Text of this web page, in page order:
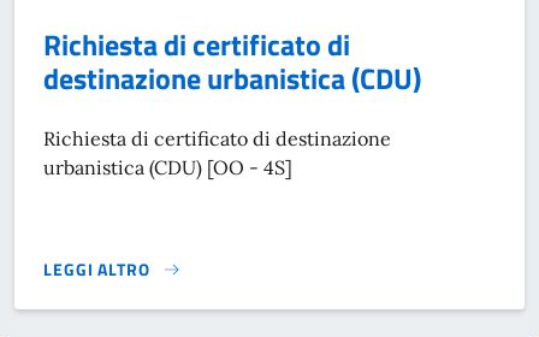
Richiesta di certificato di
destinazione urbanistica (CDU)
Richiesta di certificato di destinazione
urbanistica (CDU) [OO - 4S]
LEGGI ALTRO
RICHIESTA DI CERTIFICATO DI DESTINAZIONE URBANISTICA